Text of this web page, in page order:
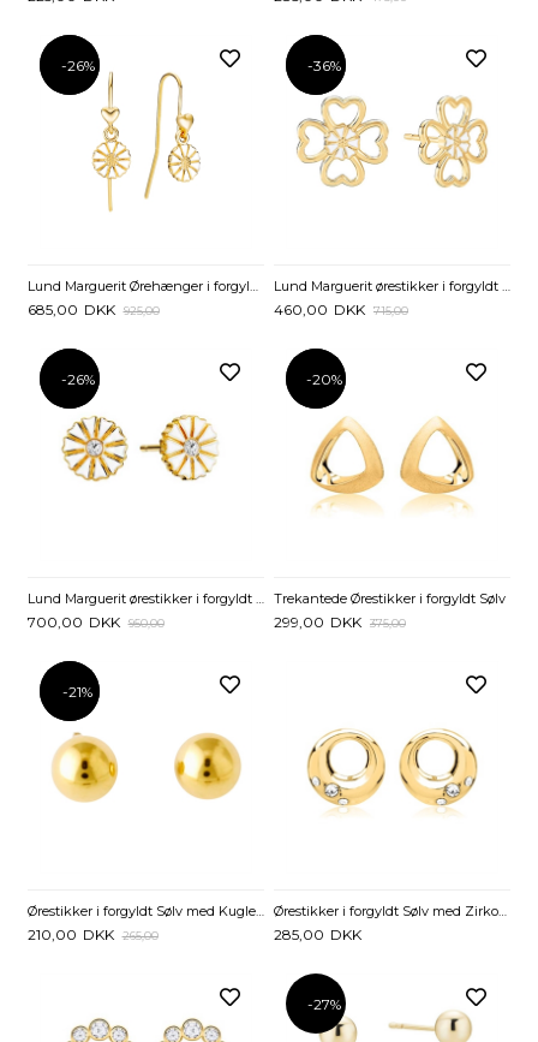
-26%
-26%
685,00 DKK 925,00
-36%
-36%
460,00 DKK 715,00
-26%
-26%
Lund Marguerit ørestikker i forgyldt Sølv med Zirkoniasten - 7,5 mm
700,00 DKK 950,00
-20%
-20%
Trekantede Ørestikker i forgyldt Sølv
299,00 DKK 375,00
-21%
-21%
Ørestikker i forgyldt Sølv med Kugler - 6 mm
210,00 DKK 265,00
Ørestikker i forgyldt Sølv med Zirkonia
285,00 DKK
-27%